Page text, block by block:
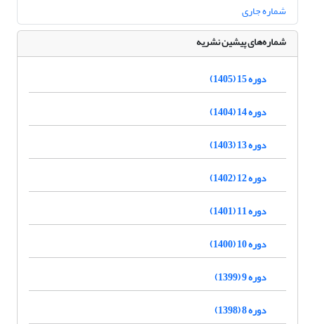
شماره جاری
شماره‌های پیشین نشریه
دوره 15 (1405)
دوره 14 (1404)
دوره 13 (1403)
دوره 12 (1402)
دوره 11 (1401)
دوره 10 (1400)
دوره 9 (1399)
دوره 8 (1398)